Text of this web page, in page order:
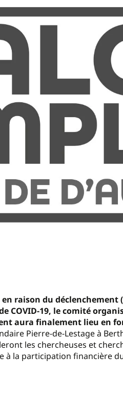
raison du déclenchement
COVID-19, le comité
aura finalement lieu en
Pierre-de-Lestage à
les chercheuses et
à la participation financière